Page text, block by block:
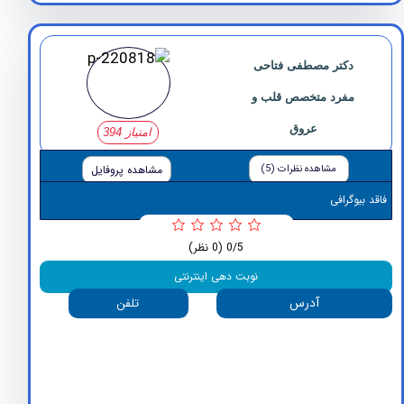
دکتر مصطفی فتاحی
مفرد متخصص قلب و
مشاهده نظرات (5)
مشاهده پروفایل
نوبت دهی اینترنتی